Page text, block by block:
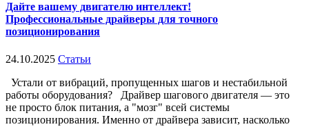
Дайте вашему двигателю интеллект!
Профессиональные драйверы для точного
позиционирования
24.10.2025 Статьи
Устали от вибраций, пропущенных шагов и нестабильной
работы оборудования? Драйвер шагового двигателя — это
не просто блок питания, а "мозг" всей системы
позиционирования. Именно от драйвера зависит, насколько